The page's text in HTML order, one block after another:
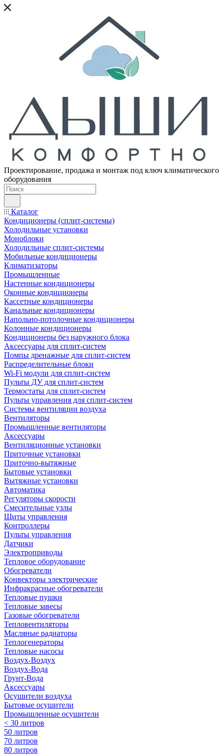
Проектирование, продажа и монтаж под ключ климатического
оборудования
Каталог
Кондиционеры (сплит-системы)
Холодильные установки
Моноблоки
Холодильные сплит-системы
Мобильные кондиционеры
Климатизаторы
Промышленные
Настенные кондиционеры
Оконные кондиционеры
Кассетные кондиционеры
Канальные кондиционеры
Напольно-потолочные кондиционеры
Колонные кондиционеры
Кондиционеры без наружного блока
Аксессуары для сплит-систем
Помпы дренажные для сплит-систем
Распределительные блоки
Wi-Fi модули для сплит-систем
Пульты ДУ для сплит-систем
Термостаты для сплит-систем
Пульты управления для сплит-систем
Системы вентиляции воздуха
Вентиляторы
Промышленные вентиляторы
Аксессуары
Вентиляционные установки
Приточные установки
Приточно-вытяжные
Бытовые установки
Вытяжные установки
Автоматика
Регуляторы скорости
Смесительные узлы
Щиты управления
Контроллеры
Пульты управления
Датчики
Электроприводы
Тепловое оборудование
Обогреватели
Конвекторы электрические
Инфракрасные обогреватели
Тепловые пушки
Тепловые завесы
Газовые обогреватели
Тепловентиляторы
Масляные радиаторы
Теплогенераторы
Тепловые насосы
Воздух-Воздух
Воздух-Вода
Грунт-Вода
Аксессуары
Осушители воздуха
Бытовые осушители
Промышленные осушители
< 30 литров
50 литров
70 литров
80 литров